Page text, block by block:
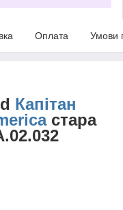
Оплата Умови
Капітан
стара